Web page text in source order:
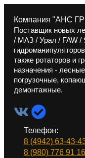
Компания "АНС
Поставщик новых
/ МАЗ / Урал / FAW /
также ротаторов и
назначения -
погрузочные,
демонтажные.
Телефон:
8 (4942) 63-43-
8 (980) 776 91 16